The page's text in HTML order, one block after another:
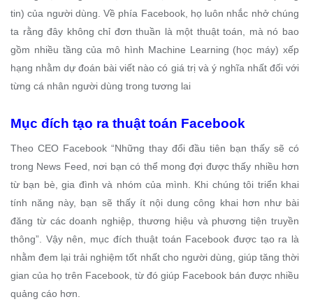
tin) của người dùng. Về phía Facebook, họ luôn nhắc nhở chúng
ta rằng đây không chỉ đơn thuần là một thuật toán, mà nó bao
gồm nhiều tầng của mô hình Machine Learning (học máy) xếp
hạng nhằm dự đoán bài viết nào có giá trị và ý nghĩa nhất đối với
từng cá nhân người dùng trong tương lai
Mục đích tạo ra thuật toán Facebook
Theo CEO Facebook “Những thay đổi đầu tiên bạn thấy sẽ có
trong News Feed, nơi bạn có thể mong đợi được thấy nhiều hơn
từ bạn bè, gia đình và nhóm của mình. Khi chúng tôi triển khai
tính năng này, bạn sẽ thấy ít nội dung công khai hơn như bài
đăng từ các doanh nghiệp, thương hiệu và phương tiện truyền
thông”. Vậy nên, mục đích thuật toán Facebook được tạo ra là
nhằm đem lại trải nghiệm tốt nhất cho người dùng, giúp tăng thời
gian của họ trên Facebook, từ đó giúp Facebook bán được nhiều
quảng cáo hơn.